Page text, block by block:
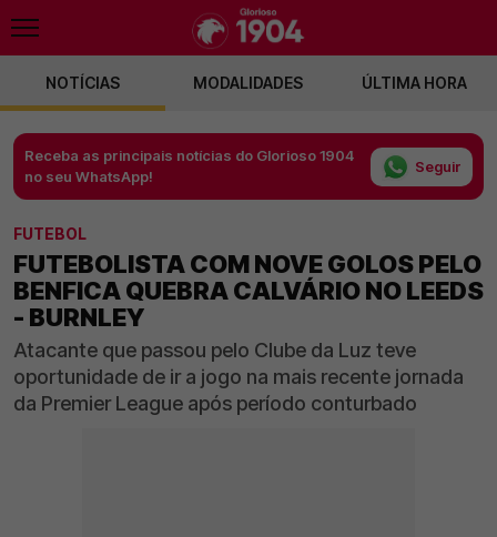
NOTÍCIAS MODALIDADES ÚLTIMA HORA
Receba as principais notícias do Glorioso 1904
no seu WhatsApp!
Seguir
FUTEBOL
FUTEBOLISTA COM NOVE GOLOS PELO
BENFICA QUEBRA CALVÁRIO NO LEEDS
- BURNLEY
Atacante que passou pelo Clube da Luz teve
oportunidade de ir a jogo na mais recente jornada
da Premier League após período conturbado